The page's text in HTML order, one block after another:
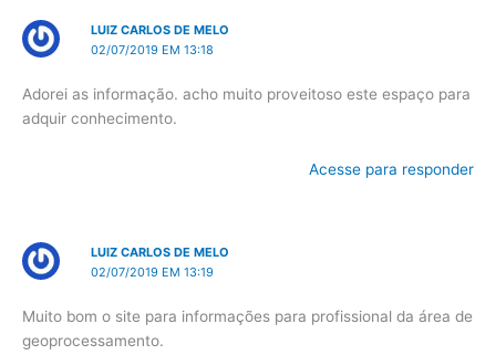
LUIZ CARLOS DE MELO
02/07/2019 EM 13:18
Adorei as informação. acho muito proveitoso este espaço para
adquir conhecimento.
Acesse para responder
LUIZ CARLOS DE MELO
02/07/2019 EM 13:19
Muito bom o site para informações para profissional da área de
geoprocessamento.